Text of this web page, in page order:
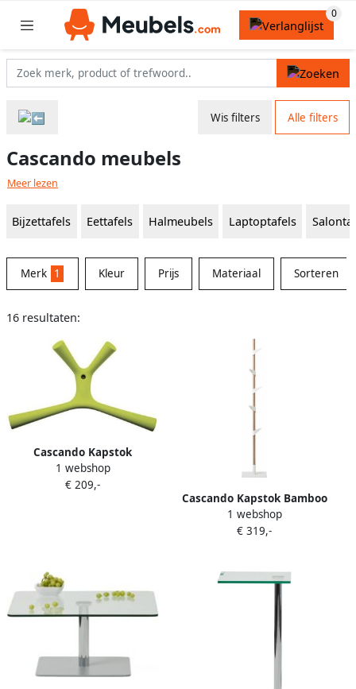
Wis filters Alle filters
Cascando meubels
Meer lezen
Bijzettafels Eettafels Halmeubels Laptoptafels
Merk 1 Kleur Prijs Materiaal Sorteren
16 resultaten:
Cascando Kapstok
Kangaroo in 4 kleuren
1 webshop
€ 209,-
Cascando Kapstok Bamboo
1
1 webshop
€ 319,-